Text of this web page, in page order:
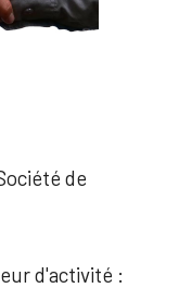
de
d'activité :